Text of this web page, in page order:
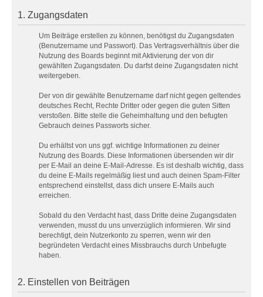
1. Zugangsdaten
Um Beiträge erstellen zu können, benötigst du Zugangsdaten
(Benutzername und Passwort). Das Vertragsverhältnis über die
Nutzung des Boards beginnt mit Aktivierung der von dir
gewählten Zugangsdaten. Du darfst deine Zugangsdaten nicht
weitergeben.
Der von dir gewählte Benutzername darf nicht gegen geltendes
deutsches Recht, Rechte Dritter oder gegen die guten Sitten
verstoßen. Bitte stelle die Geheimhaltung und den befugten
Gebrauch deines Passworts sicher.
Du erhältst von uns ggf. wichtige Informationen zu deiner
Nutzung des Boards. Diese Informationen übersenden wir dir
per E-Mail an deine E-Mail-Adresse. Es ist deshalb wichtig, dass
du deine E-Mails regelmäßig liest und auch deinen Spam-Filter
entsprechend einstellst, dass dich unsere E-Mails auch
erreichen.
Sobald du den Verdacht hast, dass Dritte deine Zugangsdaten
verwenden, musst du uns unverzüglich informieren. Wir sind
berechtigt, dein Nutzerkonto zu sperren, wenn wir den
begründeten Verdacht eines Missbrauchs durch Unbefugte
haben.
2. Einstellen von Beiträgen